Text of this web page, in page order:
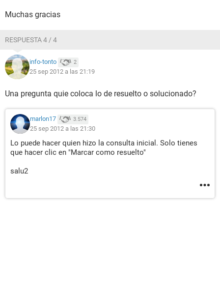
Muchas gracias
RESPUESTA 4 / 4
info-tonto 2
25 sep 2012 a las 21:19
Una pregunta quie coloca lo de resuelto o solucionado?
marlon17 3.574
25 sep 2012 a las 21:30
Lo puede hacer quien hizo la consulta inicial. Solo tienes
que hacer clic en "Marcar como resuelto"
salu2